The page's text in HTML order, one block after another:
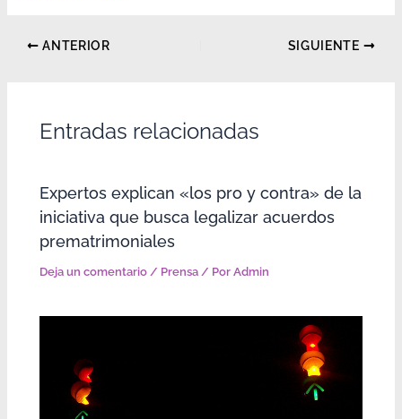
ANTERIOR SIGUIENTE
Entradas relacionadas
Expertos explican «los pro y contra» de la
iniciativa que busca legalizar acuerdos
prematrimoniales
Deja un comentario / Prensa / PorAdmin